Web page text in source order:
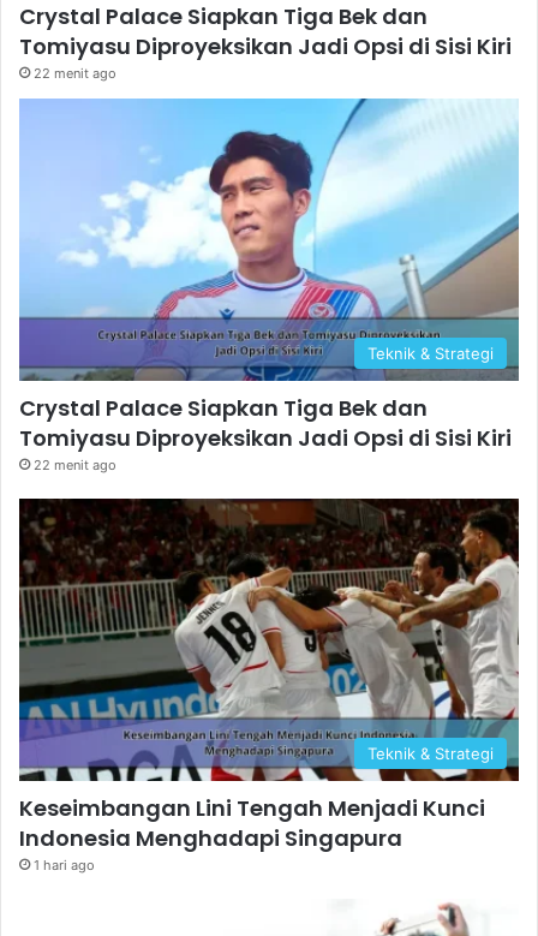
Crystal Palace Siapkan Tiga Bek dan
Tomiyasu Diproyeksikan Jadi Opsi di Sisi Kiri
22 menit ago
Teknik & Strategi
Crystal Palace Siapkan Tiga Bek dan
Tomiyasu Diproyeksikan Jadi Opsi di Sisi Kiri
22 menit ago
Teknik & Strategi
Keseimbangan Lini Tengah Menjadi Kunci
Indonesia Menghadapi Singapura
1 hari ago